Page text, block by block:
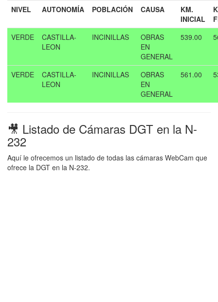
NIVEL AUTONOMÍA POBLACIÓN CAUSA
KM.
INICIAL
VERDE
CASTILLA-
LEON
INCINILLAS
OBRAS
EN
GENERAL
539.00
VERDE
CASTILLA-
LEON
INCINILLAS
OBRAS
EN
GENERAL
561.00
🎥 Listado de Cámaras DGT en la N-
232
Aquí le ofrecemos un listado de todas las cámaras WebCam que
ofrece la DGT en la N-232.